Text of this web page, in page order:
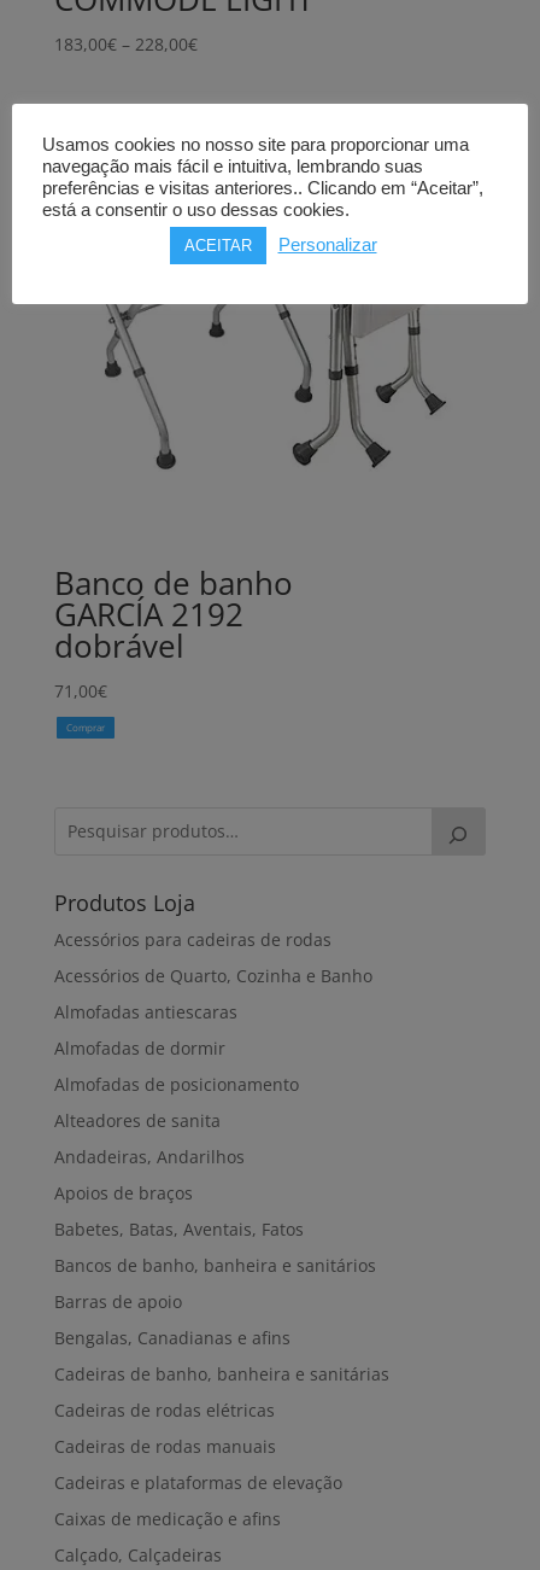
183,00€ – 228,00€Price
183,00€
228,00€
Banco de banho
GARCÍA 2192
dobrável
71,00€
Comprar
Produtos Loja
Acessórios para cadeiras de rodas
Acessórios de Quarto, Cozinha e Banho
Almofadas antiescaras
Almofadas de dormir
Almofadas de posicionamento
Alteadores de sanita
Andadeiras, Andarilhos
Apoios de braços
Babetes, Batas, Aventais, Fatos
Bancos de banho, banheira e sanitários
Barras de apoio
Bengalas, Canadianas e afins
Cadeiras de banho, banheira e sanitárias
Cadeiras de rodas elétricas
Cadeiras de rodas manuais
Cadeiras e plataformas de elevação
Caixas de medicação e afins
Calçado, Calçadeiras
Usamos cookies no nosso site para proporcionar uma
navegação mais fácil e intuitiva, lembrando suas
preferências e visitas anteriores.. Clicando em “Aceitar”,
está a consentir o uso dessas cookies.
ACEITAR Personalizar